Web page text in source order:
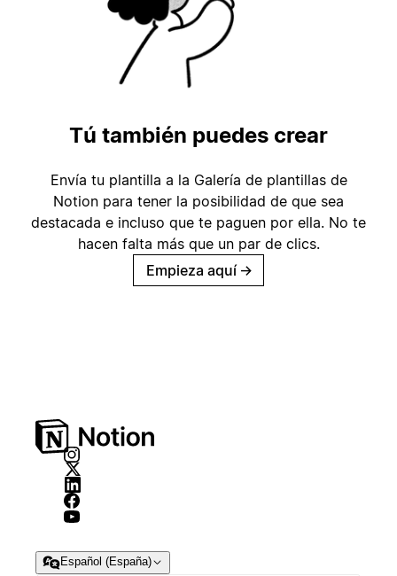
Tú también puedes crear
Envía tu plantilla a la Galería de plantillas de
Notion para tener la posibilidad de que sea
destacada e incluso que te paguen por ella. No te
hacen falta más que un par de clics.
Empieza aquí →
Español (España)